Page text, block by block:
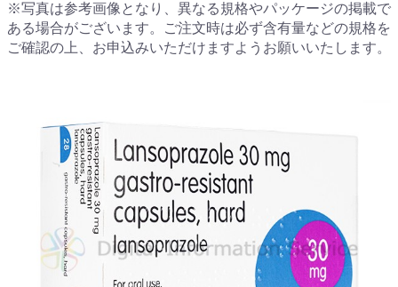
※写真は参考画像となり、異なる規格やパッケージの掲載で
ある場合がございます。ご注文時は必ず含有量などの規格を
ご確認の上、お申込みいただけますようお願いいたします。